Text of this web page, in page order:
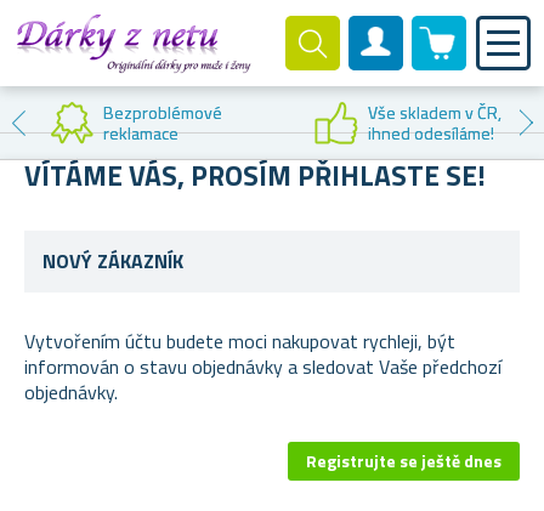
Zákaznický účet
0 produktů
Bezproblémové
reklamace
Vše skladem v ČR,
ihned odesíláme!
VÍTÁME VÁS, PROSÍM PŘIHLASTE SE!
NOVÝ ZÁKAZNÍK
Vytvořením účtu budete moci nakupovat rychleji, být
informován o stavu objednávky a sledovat Vaše předchozí
objednávky.